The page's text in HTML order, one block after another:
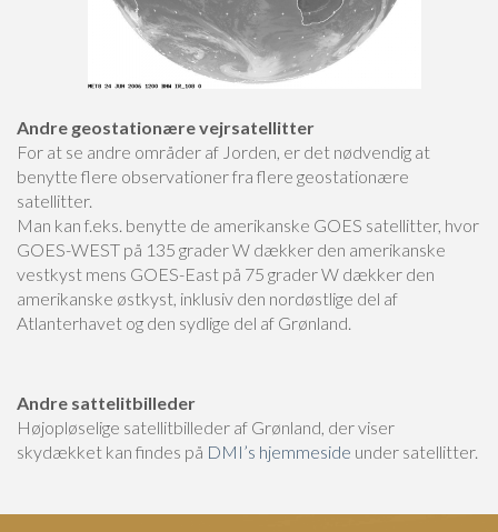
Andre geostationære vejrsatellitter
For at se andre områder af Jorden, er det nødvendig at
benytte flere observationer fra flere geostationære
satellitter.
Man kan f.eks. benytte de amerikanske GOES satellitter, hvor
GOES-WEST på 135 grader W dækker den amerikanske
vestkyst mens GOES-East på 75 grader W dækker den
amerikanske østkyst, inklusiv den nordøstlige del af
Atlanterhavet og den sydlige del af Grønland.
Andre sattelitbilleder
Højopløselige satellitbilleder af Grønland, der viser
skydækket kan findes på DMI’s hjemmeside under satellitter.